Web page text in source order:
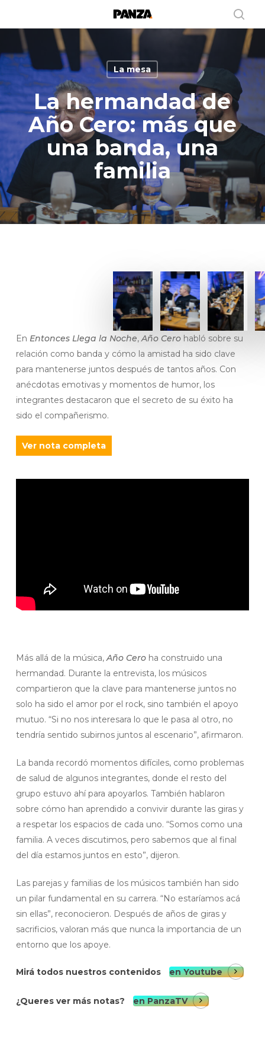
content
La mesa
La hermandad de
Año Cero: más que
una banda, una
familia
En Entonces Llega la Noche,Año Cerohabló sobre su
relación como banda y cómo la amistad ha sido clave
para mantenerse juntos después de tantos años. Con
anécdotas emotivas y momentos de humor, los
integrantes destacaron que el secreto de su éxito ha
sido el compañerismo.
Ver nota completa
Más allá de la música,Año Ceroha construido una
hermandad. Durante la entrevista, los músicos
compartieron que la clave para mantenerse juntos no
solo ha sido el amor por el rock, sino también el apoyo
mutuo. “Si no nos interesara lo que le pasa al otro, no
tendría sentido subirnos juntos al escenario”, afirmaron.
La banda recordó momentos difíciles, como problemas
de salud de algunos integrantes, donde el resto del
grupo estuvo ahí para apoyarlos. También hablaron
sobre cómo han aprendido a convivir durante las giras y
a respetar los espacios de cada uno. “Somos como una
familia. A veces discutimos, pero sabemos que al final
del día estamos juntos en esto”, dijeron.
Las parejas y familias de los músicos también han sido
un pilar fundamental en su carrera. “No estaríamos acá
sin ellas”, reconocieron. Después de años de giras y
sacrificios, valoran más que nunca la importancia de un
entorno que los apoye.
Mirá todos nuestros contenidos en Youtube
¿Queres ver más notas? en PanzaTV